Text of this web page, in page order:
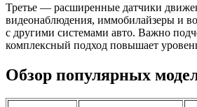
Третье — расширенные датчики
видеонаблюдения, иммобилайзеры и
с другими системами авто. Важно
комплексный подход повышает
Обзор популярных